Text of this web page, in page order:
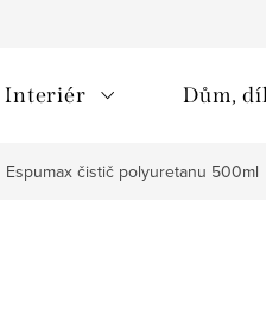
Interiér Dům,
Espumax čistič polyuretanu 500ml